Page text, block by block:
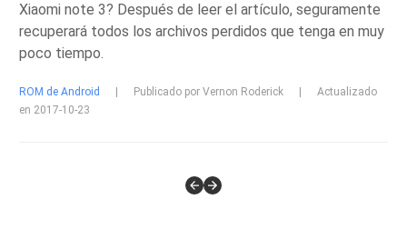
Frozen
Xiaomi note 3? Después de leer el artículo, seguramente
recuperará todos los archivos perdidos que tenga en muy
poco tiempo.
ROM de Android Publicado por Vernon Roderick
Actualizado
en 2017-10-23